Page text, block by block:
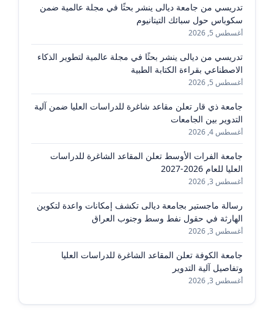
تدريسي من جامعة ديالى ينشر بحثًا في مجلة عالمية ضمن
سكوباس حول سبائك التيتانيوم
أغسطس 5, 2026
تدريسي من ديالى ينشر بحثًا في مجلة عالمية لتطوير الذكاء
الاصطناعي بقراءة الكتابة الطبية
أغسطس 5, 2026
جامعة ذي قار تعلن مقاعد شاغرة للدراسات العليا ضمن آلية
التدوير بين الجامعات
أغسطس 4, 2026
جامعة الفرات الأوسط تعلن المقاعد الشاغرة للدراسات
العليا للعام 2026-2027
أغسطس 3, 2026
رسالة ماجستير بجامعة ديالى تكشف إمكانات واعدة لتكوين
الهارثة في حقول نفط وسط وجنوب العراق
أغسطس 3, 2026
جامعة الكوفة تعلن المقاعد الشاغرة للدراسات العليا
وتفاصيل آلية التدوير
أغسطس 3, 2026